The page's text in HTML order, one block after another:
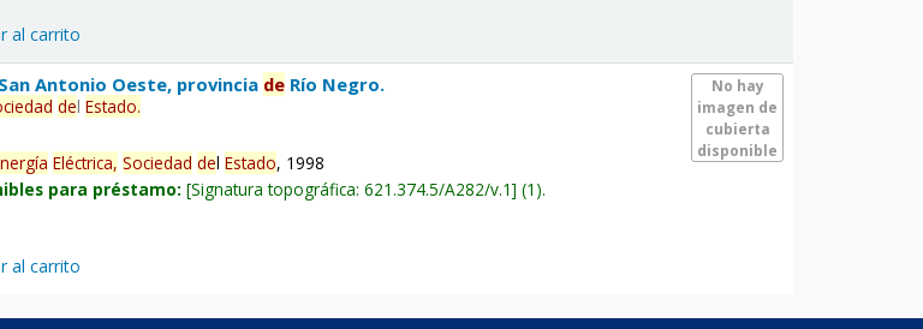
al carrito
No hay
imagen de
cubierta
disponible
Antonio Oeste, provincia de Río Negro.
delEstado.
Eléctrica, Sociedad delEstado, 1998
para préstamo: Signatura topográfica:621.374.5/A282/v.1 (1).
al carrito